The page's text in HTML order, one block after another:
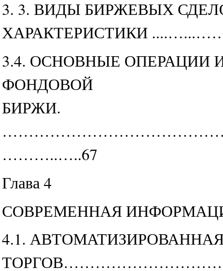
3. 3. ВИДЫ БИРЖЕВЫХ
ХАРАКТЕРИСТИКИ
3.4. ОСНОВНЫЕ ОПЕРАЦИИ
ФОНДОВОЙ
БИРЖИ.
………..…..67
Глава 4
СОВРЕМЕННАЯ
4.1.